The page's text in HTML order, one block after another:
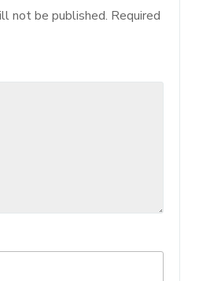
not be published. Required